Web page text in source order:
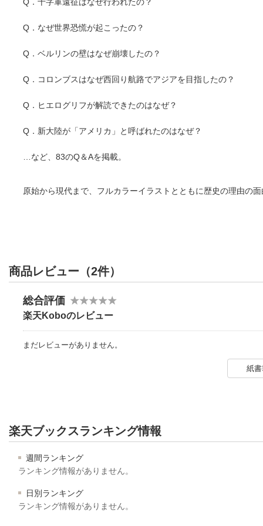
Q．なぜ世界恐慌が起こったの？
Q．ベルリンの壁はなぜ崩壊したの？
Q．コロンブスはなぜ西回り航路でアジアを目指したの？
Q．ヒエログリフが解読できたのはなぜ？
Q．新大陸が「アメリカ」と呼ばれたのはなぜ？
…など、83のQ＆Aを掲載。
原始から現代まで、フルカラーイラストとともに歴史の理由の面
商品レビュー（2件）
総合評価
楽天Koboのレビュー
まだレビューがありません。
紙
楽天ブックスランキング情報
週間ランキング
ランキング情報がありません。
日別ランキング
ランキング情報がありません。